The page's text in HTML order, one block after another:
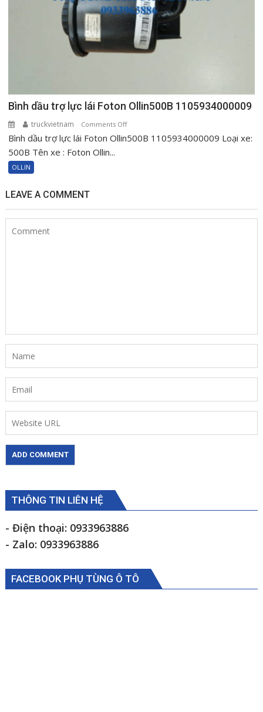
Bình dầu trợ lực lái Foton Ollin500B 1105934000009
truckvietnam Comments Offon
Bình
Bình dầu trợ lực lái Foton Ollin500B 1105934000009 Loại xe:
500B Tên xe : Foton Ollin...
OLLIN
LEAVE A COMMENT
THÔNG TIN LIÊN HỆ
- Điện thoại: 0933963886
- Zalo: 0933963886
FACEBOOK PHỤ TÙNG Ô TÔ